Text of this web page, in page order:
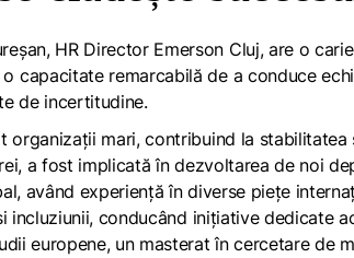
HR Director Emerson Cluj, are o
capacitate remarcabilă de a conduce
de incertitudine.
organizații mari, contribuind la
a fost implicată în dezvoltarea de noi
având experiență în diverse piețe
incluziunii, conducând inițiative dedicate
europene, un masterat în cercetare de